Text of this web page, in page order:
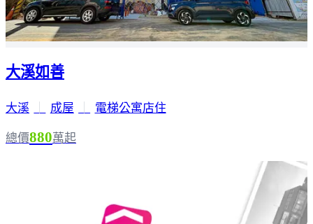
大溪如善
大溪 成屋 電梯公寓店住
總價880萬起